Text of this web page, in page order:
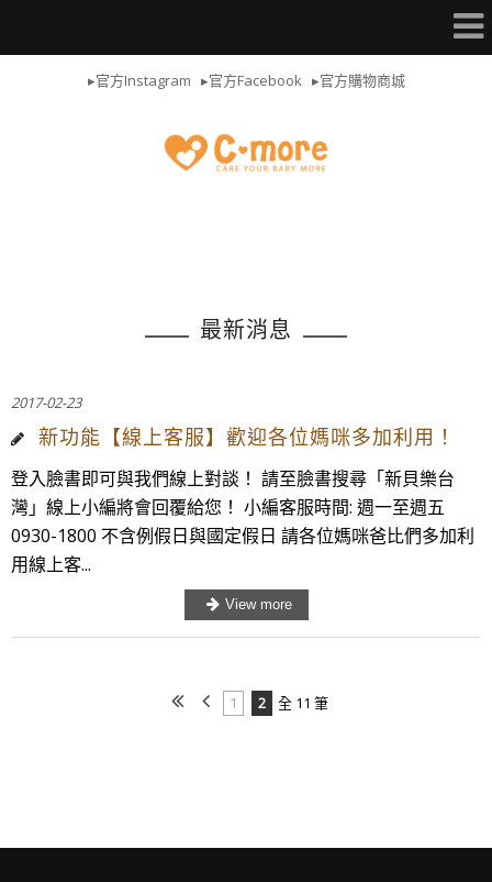
▸官方Instagram ▸官方Facebook ▸官方購物商城
最新消息
2017-02-23
新功能【線上客服】歡迎各位媽咪多加利用！
登入臉書即可與我們線上對談！ 請至臉書搜尋「新貝樂台
灣」線上小編將會回覆給您！ 小編客服時間: 週一至週五
0930-1800 不含例假日與國定假日 請各位媽咪爸比們多加利
用線上客...
1 2 全 11 筆